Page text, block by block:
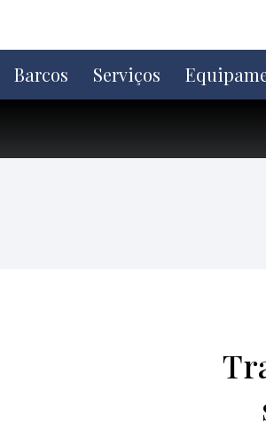
o
conteúdo
Barcos Serviços